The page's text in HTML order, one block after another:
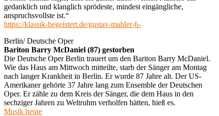
gedanklich und klanglich sprödeste, mindest eingängliche,
anspruchsvollste ist.“
https://klassik-begeistert.de/gustav-mahler-6-
Berlin/ Deutsche Oper
Bariton Barry McDaniel (87) gestorben
Die Deutsche Oper Berlin trauert um den Bariton Barry McDaniel.
Wie das Haus am Mittwoch mitteilte, starb der Sänger am Montag
nach langer Krankheit in Berlin. Er wurde 87 Jahre alt. Der US-
Amerikaner gehörte 37 Jahre lang zum Ensemble der Deutschen
Oper. Er zähle zu dem Kreis der Sänger, die dem Haus in den
sechziger Jahren zu Weltruhm verholfen hätten, hieß es.
Musik heute